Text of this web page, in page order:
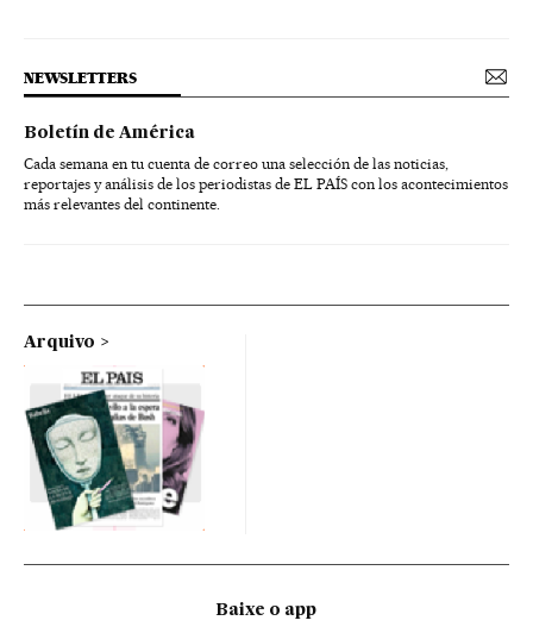
NEWSLETTERS
Boletín de América
Cada semana en tu cuenta de correo una selección de las noticias,
reportajes y análisis de los periodistas de EL PAÍS con los acontecimientos
más relevantes del continente.
Arquivo
Baixe o app